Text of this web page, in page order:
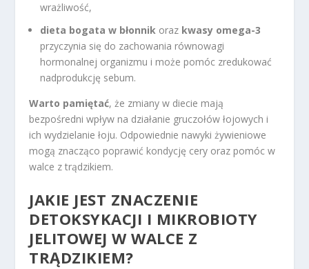
wrażliwość,
dieta bogata w błonnik oraz kwasy omega-3
przyczynia się do zachowania równowagi
hormonalnej organizmu i może pomóc zredukować
nadprodukcję sebum.
Warto pamiętać, że zmiany w diecie mają
bezpośredni wpływ na działanie gruczołów łojowych i
ich wydzielanie łoju. Odpowiednie nawyki żywieniowe
mogą znacząco poprawić kondycję cery oraz pomóc w
walce z trądzikiem.
JAKIE JEST ZNACZENIE
DETOKSYKACJI I MIKROBIOTY
JELITOWEJ W WALCE Z
TRĄDZIKIEM?